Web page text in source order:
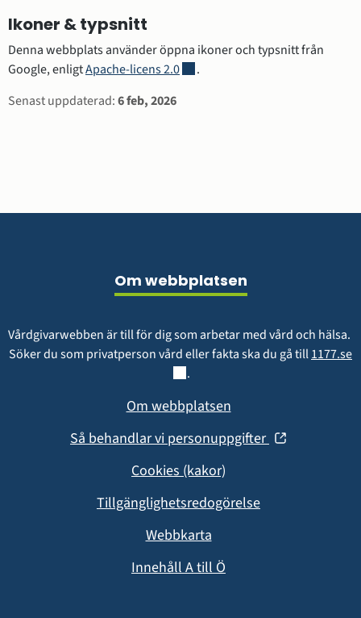
Ikoner & typsnitt
Denna webbplats använder öppna ikoner och typsnitt från
Google, enligt Apache-licens 2.0Länk till annan webbplats.
.
Sidinformation
Senast uppdaterad:6 feb, 2026
Om webbplatsen
Vårdgivarwebben är till för dig som arbetar med vård och hälsa.
Söker du som privatperson vård eller fakta ska du gå till 1177.se
.
Om webbplatsen
Så behandlar vi personuppgifter (öppnas
Cookies (kakor)
Tillgänglighetsredogörelse
Webbkarta
Innehåll A till Ö